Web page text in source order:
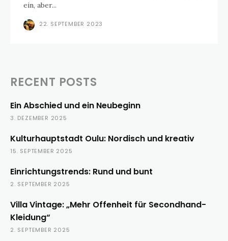
ein, aber...
22. SEPTEMBER 2023
RECENT POSTS
Ein Abschied und ein Neubeginn
3. DEZEMBER 2025
Kulturhauptstadt Oulu: Nordisch und kreativ
15. SEPTEMBER 2025
Einrichtungstrends: Rund und bunt
2. SEPTEMBER 2025
Villa Vintage: „Mehr Offenheit für Secondhand-
Kleidung“
2. SEPTEMBER 2025